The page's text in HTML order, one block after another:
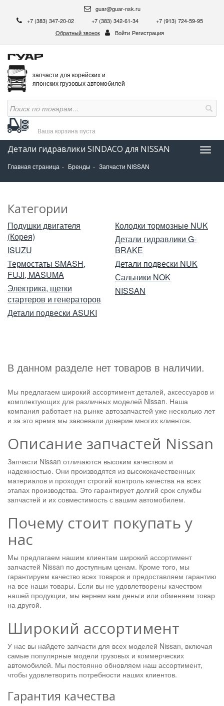
guar@guar-nsk.ru
+7 (383) 347-20-02
+7 (383) 342-61-34
+7 (913) 724-59-95
Обратный звонок
Войти Регистрация
запчасти для корейских и
японских грузовых автомобилей
Ваша корзина пуста
Детали гидравлики SINDACO для NISSAN
Главная страница Бренды Запчасти NISSAN
Категории
Подушки двигателя
(Корея)
ISUZU
Термостаты SMASH,
FUJI, MASUMA
Электрика, щетки
стартеров и генераторов
Детали подвески ASUKI
Колодки тормозные NUK
Детали гидравлики G-
BRAKE
Детали подвески NUK
Сальники NOK
NISSAN
В данном разделе нет товаров в наличии.
Мы предлагаем широкий ассортимент деталей, аксессуаров и
комплектующих для различных моделей Nissan. Наша
компания работает на рынке автозапчастей уже несколько лет
и за это время мы завоевали доверие многих клиентов.
Описание запчастей Nissan
Запчасти Nissan отличаются высоким качеством и
надежностью. Они производятся из высококачественных
материалов и проходят строгий контроль качества на всех
этапах производства. Это гарантирует долгий срок службы
запчастей и их совместимость с вашим автомобилем.
Почему стоит покупать у
нас
Мы предлагаем нашим клиентам широкий ассортимент
запчастей Nissan по доступным ценам. Кроме того, мы
гарантируем качество всех товаров и предоставляем гарантию
на все наши товары. Если вы не удовлетворены качеством
нашей продукции, мы вернем вам деньги или обменяем товар
на другой.
Широкий ассортимент
У нас вы найдете запчасти для всех моделей Nissan, включая
самые популярные модели грузовых и коммерческих
автомобилей. Мы постоянно обновляем наш ассортимент,
чтобы удовлетворить потребности наших клиентов.
Гарантия качества